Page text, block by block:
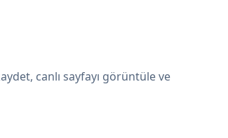
canlı sayfayı görüntüle ve